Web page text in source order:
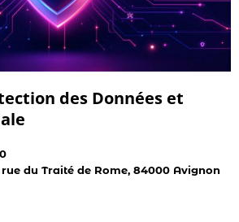
des Données et
rue du Traité de Rome, 84000 Avignon